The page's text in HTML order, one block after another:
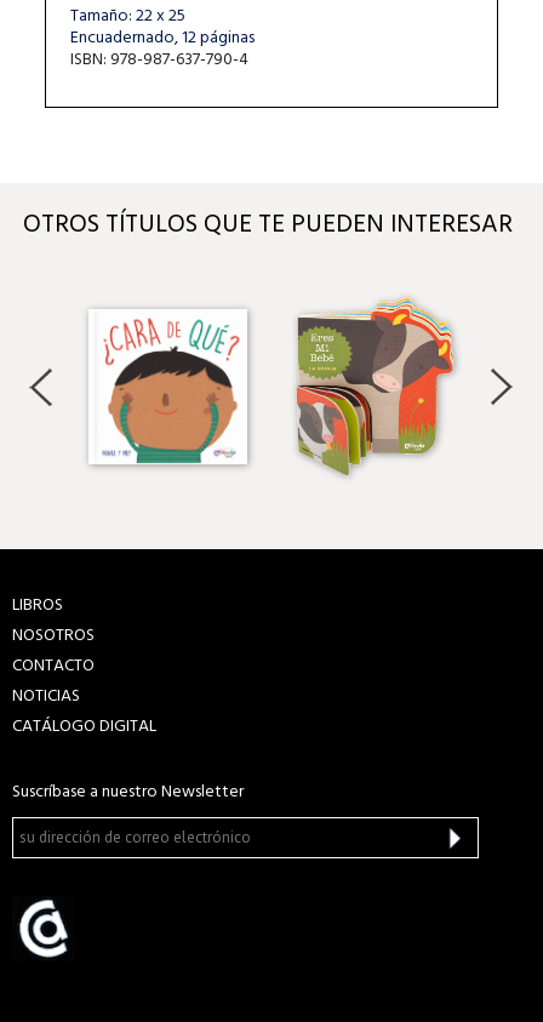
Tamaño: 22 x 25
Encuadernado, 12 páginas
ISBN: 978-987-637-790-4
OTROS TÍTULOS QUE TE PUEDEN INTERESAR
LIBROS
NOSOTROS
CONTACTO
NOTICIAS
CATÁLOGO DIGITAL
Suscríbase a nuestro Newsletter